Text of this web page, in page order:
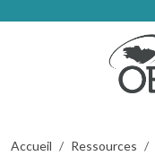
Fil d'Ariane
Accueil Ressources